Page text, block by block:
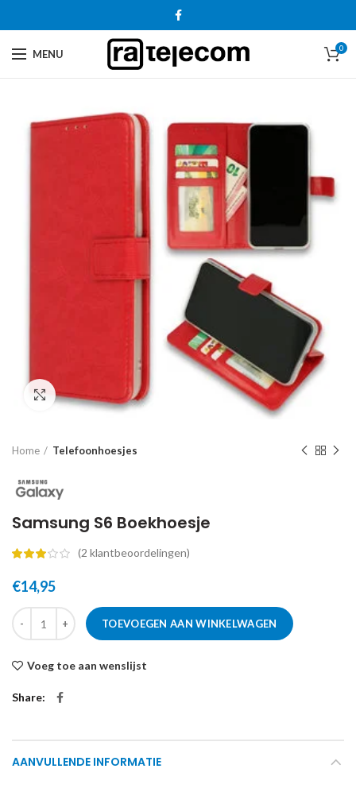
MENU 0
Click to enlarge
Home Telefoonhoesjes
Samsung S6 Boekhoesje
(2 klantbeoordelingen)
€14,95
TOEVOEGEN AAN WINKELWAGEN
Voeg toe aan wenslijst
Share
AANVULLENDE INFORMATIE